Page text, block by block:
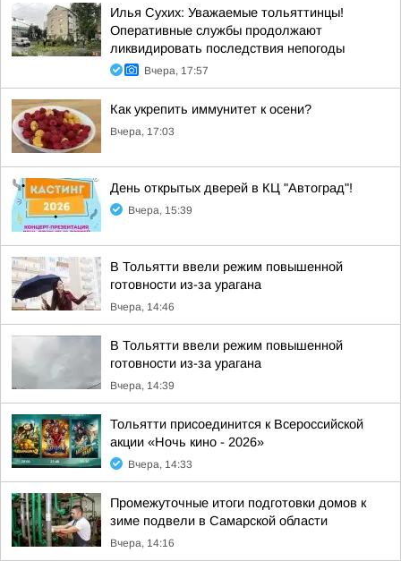
Илья Сухих: Уважаемые тольяттинцы!
Оперативные службы продолжают
ликвидировать последствия непогоды
Вчера, 17:57
Как укрепить иммунитет к осени?
Вчера, 17:03
День открытых дверей в КЦ "Автоград"!
Вчера, 15:39
В Тольятти ввели режим повышенной
готовности из-за урагана
Вчера, 14:46
В Тольятти ввели режим повышенной
готовности из-за урагана
Вчера, 14:39
Тольятти присоединится к Всероссийской
акции «Ночь кино - 2026»
Вчера, 14:33
Промежуточные итоги подготовки домов к
зиме подвели в Самарской области
Вчера, 14:16